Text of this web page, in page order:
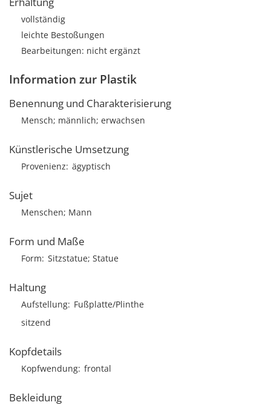
vollständig
leichte Bestoßungen
Bearbeitungen: nicht ergänzt
Information zur Plastik
Benennung und Charakterisierung
Mensch; männlich; erwachsen
Künstlerische Umsetzung
Provenienz ägyptisch
Sujet
Menschen; Mann
Form und Maße
Form Sitzstatue; Statue
Haltung
Aufstellung Fußplatte/Plinthe
sitzend
Kopfdetails
Kopfwendung frontal
Bekleidung